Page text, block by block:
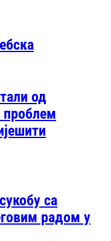
од
проблем
са
радом у